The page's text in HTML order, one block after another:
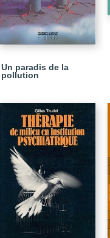
Un paradis de la
pollution